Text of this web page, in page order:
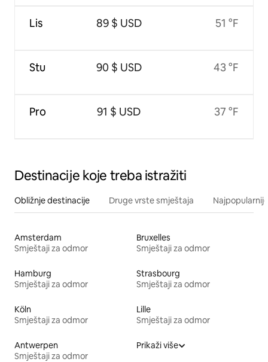
Lis
Stu
Pro
89 $ USD
90 $ USD
91 $ USD
51 °F
43 °F
37 °F
Destinacije koje treba istražiti
Obližnje destinacije Druge vrste smještaja
Amsterdam
Smještaji za odmor
Bruxelles
Smještaji za odmor
Hamburg
Smještaji za odmor
Strasbourg
Smještaji za odmor
Köln
Smještaji za odmor
Lille
Smještaji za odmor
Antwerpen
Smještaji za odmor
Prikaži više